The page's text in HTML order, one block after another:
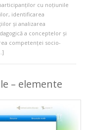
cu noțiunile
identificarea
și analizarea
a conceptelor și
competenței socio-
– elemente